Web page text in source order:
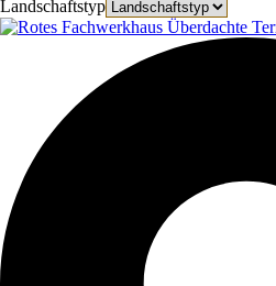
Landschaftstyp